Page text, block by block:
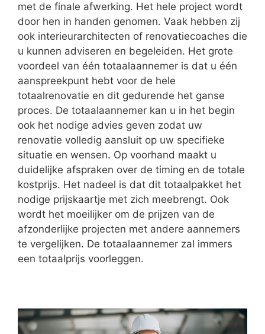
met de finale afwerking. Het hele project wordt
door hen in handen genomen. Vaak hebben zij
ook interieurarchitecten of renovatiecoaches die
u kunnen adviseren en begeleiden. Het grote
voordeel van één totaalaannemer is dat u één
aanspreekpunt hebt voor de hele
totaalrenovatie en dit gedurende het ganse
proces. De totaalaannemer kan u in het begin
ook het nodige advies geven zodat uw
renovatie volledig aansluit op uw specifieke
situatie en wensen. Op voorhand maakt u
duidelijke afspraken over de timing en de totale
kostprijs. Het nadeel is dat dit totaalpakket het
nodige prijskaartje met zich meebrengt. Ook
wordt het moeilijker om de prijzen van de
afzonderlijke projecten met andere aannemers
te vergelijken. De totaalaannemer zal immers
een totaalprijs voorleggen.